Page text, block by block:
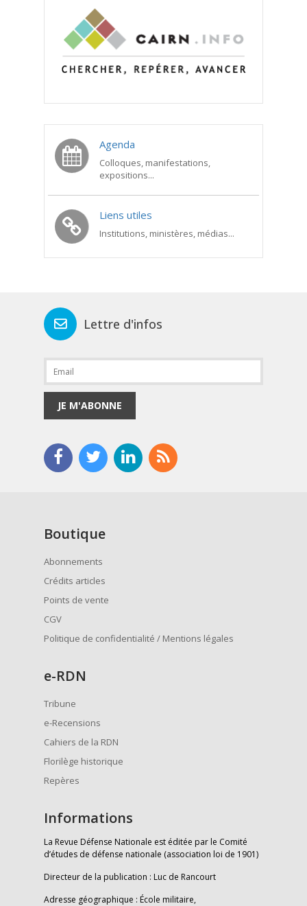
Agenda
Colloques, manifestations,
expositions...
Liens utiles
Institutions, ministères, médias...
Lettre d'infos
JE M'ABONNE
Boutique
Abonnements
Crédits articles
Points de vente
CGV
Politique de confidentialité / Mentions légales
e-RDN
Tribune
e-Recensions
Cahiers de la RDN
Florilège historique
Repères
Informations
La Revue Défense Nationale est éditée par le Comité
d’études de défense nationale (association loi de 1901)
Directeur de la publication : Luc de Rancourt
Adresse géographique : École militaire,